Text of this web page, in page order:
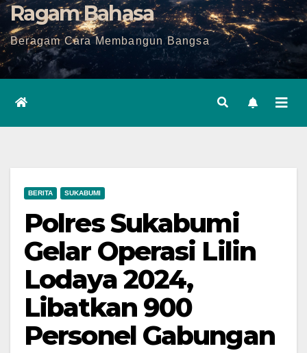
Ragam Bahasa
Beragam Cara Membangun Bangsa
BERITA SUKABUMI
Polres Sukabumi
Gelar Operasi Lilin
Lodaya 2024,
Libatkan 900
Personel Gabungan